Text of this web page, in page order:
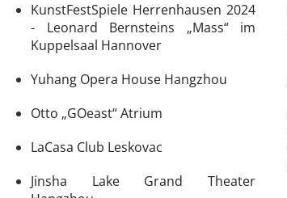
KunstFestSpiele Herrenhausen 2024
- Leonard Bernsteins „Mass“ im
Kuppelsaal Hannover
Yuhang Opera House Hangzhou
Otto „GOeast“ Atrium
LaCasa Club Leskovac
Jinsha Lake Grand Theater